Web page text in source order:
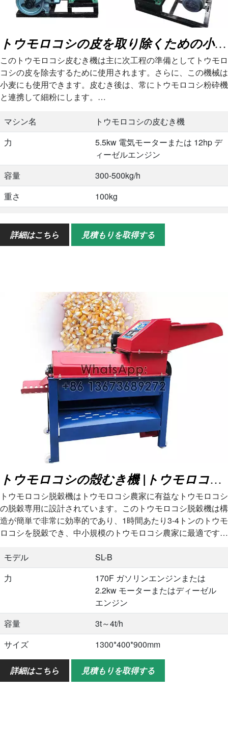
トウモロコシの皮を取り除くための小型トウモロコシ皮むき機
このトウモロコシ皮むき機は主に次工程の準備としてトウモロ
コシの皮を除去するために使用されます。さらに、この機械は
小麦にも使用できます。皮むき後は、常にトウモロコシ粉砕機
と連携して細粉にします。…
マシン名
トウモロコシの皮むき機
力
5.5kw 電気モーターまたは 12hp デ
ィーゼルエンジン
容量
300-500kg/h
重さ
100kg
梱包体積
0.6CBM
詳細はこちら 見積もりを取得する
トウモロコシの殻むき機 |トウモロコシ脱穀機
トウモロコシ脱穀機はトウモロコシ農家に有益なトウモロコシ
の脱穀専用に設計されています。このトウモロコシ脱穀機は構
造が簡単で非常に効率的であり、1時間あたり3-4トンのトウモ
ロコシを脱穀でき、中小規模のトウモロコシ農家に最適です…
モデル
SL-B
力
170F ガソリンエンジンまたは
2.2kw モーターまたはディーゼル
エンジン
容量
3t～4t/h
サイズ
1300*400*900mm
重さ
71kg
詳細はこちら 見積もりを取得する